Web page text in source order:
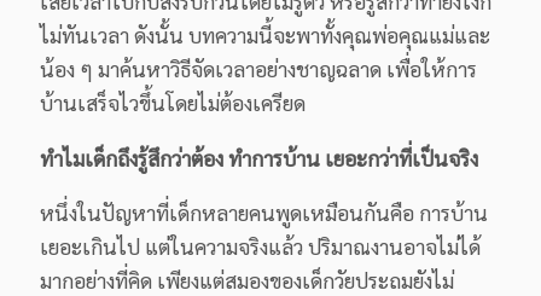
ไม่ทันเวลา ดังนั้น บทความนี้จะพาทั้งคุณพ่อคุณแม่และ
น้อง ๆ มาค้นหาวิธีจัดเวลาอย่างชาญฉลาด เพื่อให้การ
บ้านเสร็จไวขึ้นโดยไม่ต้องเครียด
ทำไมเด็กถึงรู้สึกว่าต้อง ทำการบ้าน เยอะกว่าที่เป็นจริง
หนึ่งในปัญหาที่เด็กหลายคนพูดเหมือนกันคือ การบ้าน
เยอะเกินไป แต่ในความจริงแล้ว ปริมาณงานอาจไม่ได้
มากอย่างที่คิด เพียงแต่สมองของเด็กวัยประถมยังไม่